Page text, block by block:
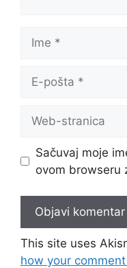
pošta
stranica
Sačuvaj moje
ovom browseru
This site uses
how your